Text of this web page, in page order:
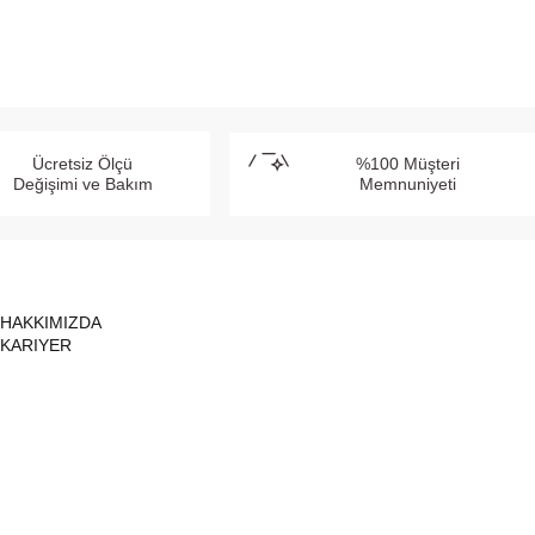
Ücretsiz Ölçü
Değişimi ve Bakım
%100 Müşteri
Memnuniyeti
HAKKIMIZDA
KARIYER